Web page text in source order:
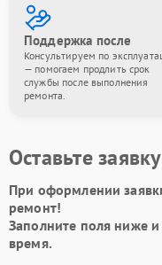
Поддержка после
Консультируем по
— помогаем продлить срок
службы после выполнения
ремонта.
Оставьте
При оформлении
ремонт!
Заполните поля ниже
время.